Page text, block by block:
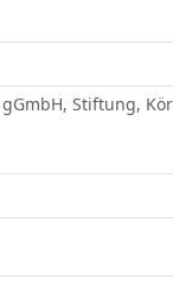
Stiftung,